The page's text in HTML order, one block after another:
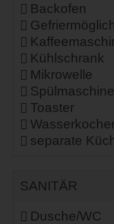
Backofen
Kühlschrank
Mikrowelle
Spülmaschine
Toaster
separate
SANITÄR
Dusche/WC